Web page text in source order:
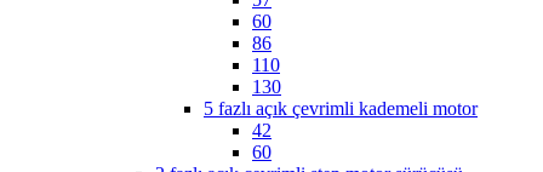
60
86
110
130
5 fazlı açık çevrimli kademeli motor
42
60